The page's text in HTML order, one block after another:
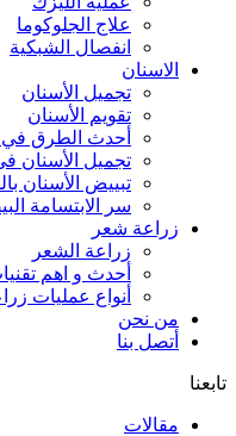
علاج الجلوكوما
انفصال الشبكية
الاسنان
تجميل الأسنان
تقويم الأسنان
أحدث الطرق في
تجميل الأسنان
تبييض الأسنان
سر الابتسامة
زراعة شعر
زراعة الشعر
أحدث و اهم
أنواع عمليات
من نحن
أتصل بنا
تابعنا
مقالات